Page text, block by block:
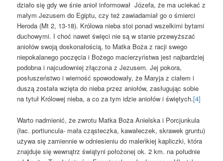
działo się gdy we śnie anioł informował Józefa, że ma uciekać z
małym Jezusem do Egiptu, czy też zawiadamiał go o śmierci
Heroda (Mt 2, 13-18). Królowa nieba stoi ponad wszelkimi bytami
duchowymi. I choć nawet święci nie są w stanie przewyższać
aniołów swoją doskonałością, to Matka Boża z racji swego
niepokalanego poczęcia i Bożego macierzyństwa jest najbardziej
podobna i najcudowniej złączona z Jezusem. Jej pokora,
posłuszeństwo i wierność spowodowały, że Maryja z ciałem i
duszą została wzięta do nieba przez aniołów, zasługując sobie
na tytuł Królowej nieba, a co za tym idzie aniołów i świętych.[4]
Warto nadmienić, że zwrotu Matka Boża Anielska i Porcjunkula
(łac. portiuncula- mała cząsteczka, kawałeczek, skrawek gruntu)
używa się zamiennie w odniesieniu do maleńkiej kapliczki, która
znajduje się wewnątrz świątyni położonej ok. 2 km. na południe